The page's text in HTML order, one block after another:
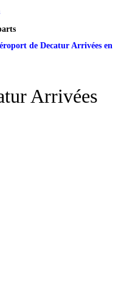
de Decatur Arrivées en
Arrivées